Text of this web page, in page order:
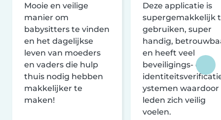
Mooie en veilige
manier om
babysitters te vinden
en het dagelijkse
leven van moeders
en vaders die hulp
thuis nodig hebben
makkelijker te
maken!
Deze applicatie is
supergemakkelijk
gebruiken, super
handig,
en heeft veel
beveiligings- en
ystemen waardoor
leden zich veilig
voelen.